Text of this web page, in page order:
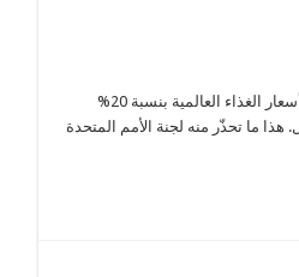
النزاع قد يفاقم انعدام الأمن الغذائي ليطال 5 ملايين شخص إضافي في البلدان العربية almontasher –قد يتسبب ارتفاع أسعار الغذاء العالمية بنسبة 20%
ما تحذّر منه لجنة الأمم المتحدة